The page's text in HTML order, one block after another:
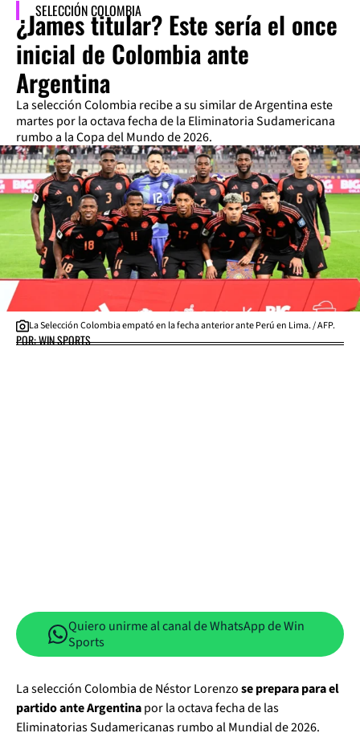
SELECCIÓN COLOMBIA
¿James titular? Este sería el once
inicial de Colombia ante
Argentina
La selección Colombia recibe a su similar de Argentina este
martes por la octava fecha de la Eliminatoria Sudamericana
rumbo a la Copa del Mundo de 2026.
La Selección Colombia empató en la fecha anterior ante Perú en Lima. / AFP.
POR: WIN SPORTS
Quiero unirme al canal de WhatsApp de Win
Sports
La selección Colombia de Néstor Lorenzose prepara para el
partido ante Argentinapor la octava fecha de las
Eliminatorias Sudamericanas rumbo al Mundial de 2026.